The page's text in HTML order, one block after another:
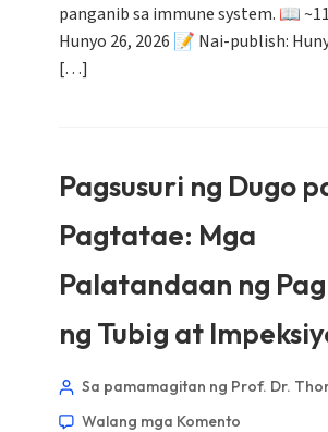
panganib sa immune system. 📖
Hunyo 26, 2026 📝 Nai-publish:
[…]
Pagsusuri ng Dugo
Pagtatae: Mga
Palatandaan ng
ng Tubig at
Sa pamamagitan ng Prof. Dr.
Walang mga Komento